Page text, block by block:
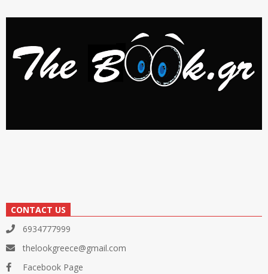
CONTACT US
6934777999
thelookgreece@gmail.com
Facebook Page